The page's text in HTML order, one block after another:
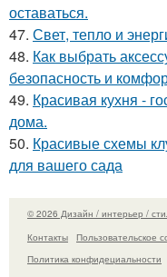
оставаться.
47. Свет, тепло и
48. Как выбрать
безопасность и
49. Красивая кухня -
дома.
50. Красивые схемы
для вашего сада
© 2026 Дизайн / интерьер /
Контакты
Пользовательское
Политика конфидециальности